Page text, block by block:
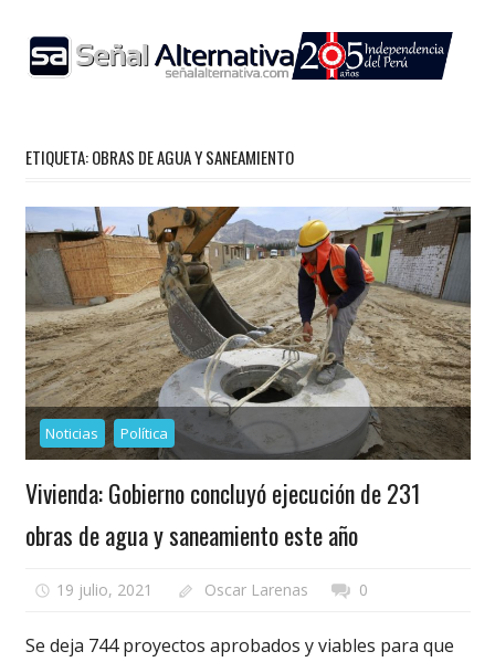
content
ETIQUETA:OBRAS DE AGUA Y SANEAMIENTO
Noticias Política
Vivienda: Gobierno concluyó ejecución de 231
obras de agua y saneamiento este año
19 julio, 2021 Oscar Larenas 0
Se deja 744 proyectos aprobados y viables para que